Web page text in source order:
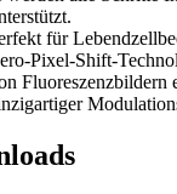
für
Pixel-Shift-
Fluoreszenzbildern